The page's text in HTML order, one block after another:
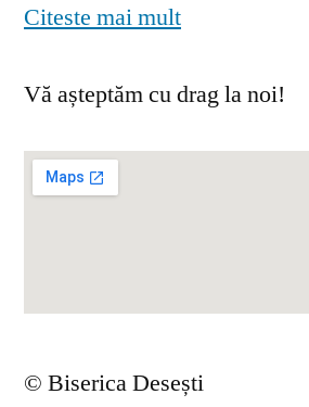
Citeste mai mult
Vă așteptăm cu drag la noi!
© Biserica Desești